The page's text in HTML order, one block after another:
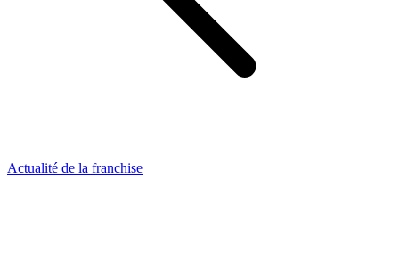
Actualité de la franchise